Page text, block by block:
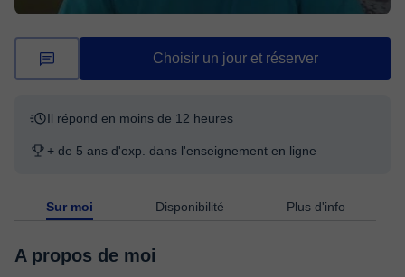
14 €/
Choisir un jour et réserver
Il répond en moins de 12 heures
+ de 5 ans d'exp. dans l'enseignement en ligne
Sur moi Disponibilité Plus d'info
A propos de moi